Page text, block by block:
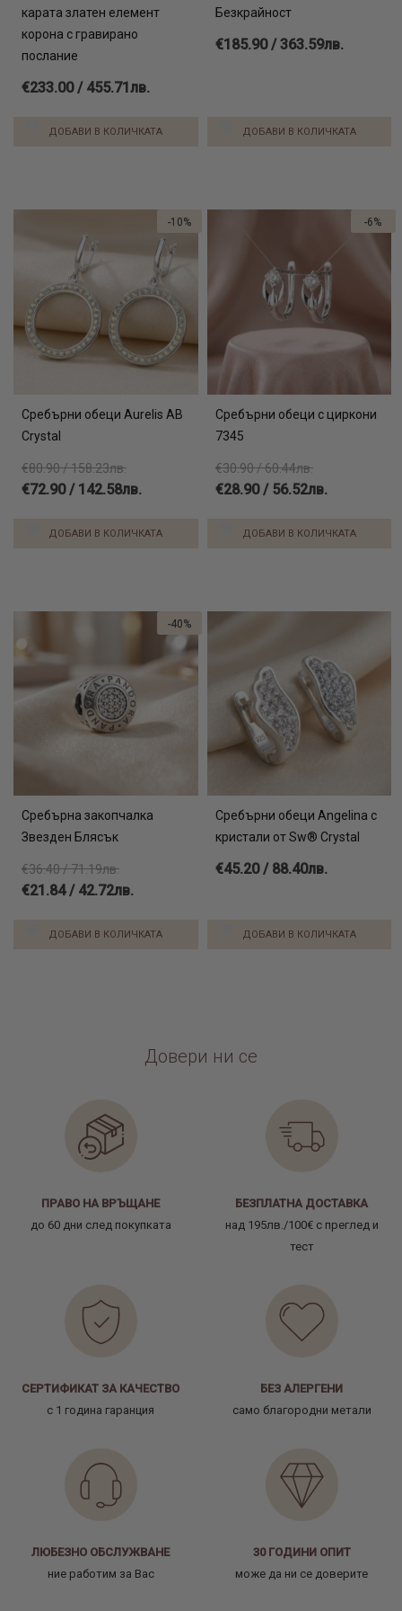
карата златен елемент
корона с гравирано
послание
€233.00 / 455.71лв.
ДОБАВИ В КОЛИЧКАТА
Безкрайност
€185.90 / 363.59лв.
ДОБАВИ В КОЛИЧКАТА
Сребърни обеци Aurelis AB
Crystal
€80.90 / 158.23лв.
€72.90 / 142.58лв.
ДОБАВИ В КОЛИЧКАТА
-10%
Сребърни обеци с циркони
7345
€30.90 / 60.44лв.
€28.90 / 56.52лв.
ДОБАВИ В КОЛИЧКАТА
-6%
Сребърна закопчалка
Звезден Блясък
€36.40 / 71.19лв.
€21.84 / 42.72лв.
ДОБАВИ В КОЛИЧКАТА
-40%
Сребърни обеци Angelina с
кристали от Sw® Crystal
€45.20 / 88.40лв.
ДОБАВИ В КОЛИЧКАТА
Довери ни се
ПРАВО НА ВРЪЩАНЕ
до 60 дни след покупката
БЕЗПЛАТНА ДОСТАВКА
над 195лв./100€ с преглед и
тест
СЕРТИФИКАТ ЗА КАЧЕСТВО
с 1 година гаранция
БЕЗ АЛЕРГЕНИ
само благородни метали
ЛЮБЕЗНО ОБСЛУЖВАНЕ
ние работим за Вас
30 ГОДИНИ ОПИТ
може да ни се доверите